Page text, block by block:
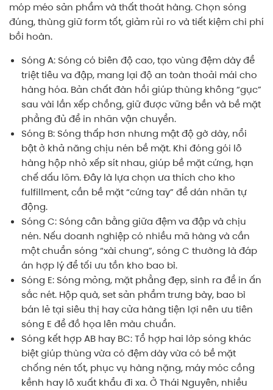
móp méo sản phẩm và thất thoát hàng. Chọn sóng
đúng, thùng giữ form tốt, giảm rủi ro và tiết kiệm chi phí
bồi hoàn.
Sóng A: Sóng có biên độ cao, tạo vùng đệm dày để
triệt tiêu va đập, mang lại độ an toàn thoải mái cho
hàng hóa. Bản chất đàn hồi giúp thùng không “gục”
sau vài lần xếp chồng, giữ được vững bền và bề mặt
phẳng đủ để in nhãn vận chuyển.
Sóng B: Sóng thấp hơn nhưng mật độ gờ dày, nổi
bật ở khả năng chịu nén bề mặt. Khi đóng gói lô
hàng hộp nhỏ xếp sít nhau, giúp bề mặt cứng, hạn
chế dấu lõm. Đây là lựa chọn ưa thích cho kho
fulfillment, cần bề mặt “cứng tay” để dán nhãn tự
động.
Sóng C: Sóng cân bằng giữa đệm va đập và chịu
nén. Nếu doanh nghiệp có nhiều mã hàng và cần
một chuẩn sóng “xài chung”, sóng C thường là đáp
án hợp lý để tối ưu tồn kho bao bì.
Sóng E: Sóng mỏng, mặt phẳng đẹp, sinh ra để in ấn
sắc nét. Hộp quà, set sản phẩm trưng bày, bao bì
bán lẻ tại siêu thị hay cửa hàng tiện lợi nên ưu tiên
sóng E để đồ họa lên màu chuẩn.
Sóng kết hợp AB hay BC: Tổ hợp hai lớp sóng khác
biệt giúp thùng vừa có đệm dày vừa có bề mặt
chống nén tốt, phục vụ hàng nặng, máy móc cồng
kềnh hay lô xuất khẩu đi xa. Ở Thái Nguyên, nhiều